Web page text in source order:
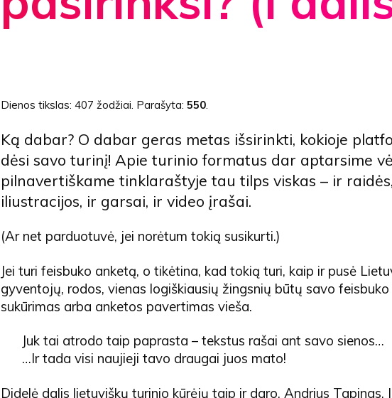
Dienos tikslas: 407 žodžiai . Parašyta: 550.
Ką dabar? O dabar geras metas išsirinkti, kokioje
dėsi savo turinį! Apie turinio formatus dar aptarsime
pilnavertiškame tinklaraštyje tau tilps viskas – ir
iliustracijos, ir garsai, ir video įrašai.
(Ar net parduotuvė, jei norėtum tokią susikurti.)
Jei turi feisbuko anketą, o tikėtina, kad tokią turi, kaip ir pusė
gyventojų, rodos, vienas logiškiausių žingsnių būtų savo
sukūrimas arba anketos pavertimas vieša.
Juk tai atrodo taip paprasta – tekstus rašai ant savo sienos…
…Ir tada visi naujieji tavo draugai juos mato!
Didelė dalis lietuviškų turinio kūrėjų taip ir daro. Andrius Tapinas,